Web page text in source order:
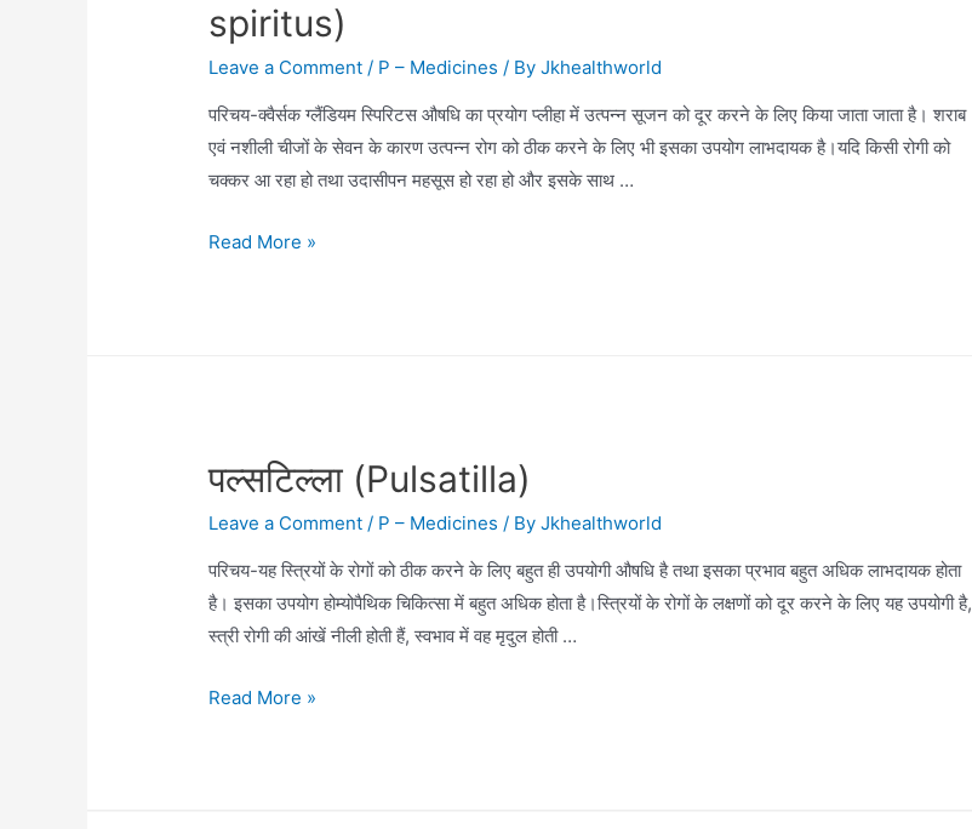
spiritus)
Leave a Comment / P – Medicines / ByJkhealthworld
परिचय-क्वैर्सक ग्लैंडियम स्पिरिटस औषधि का प्रयोग प्लीहा में उत्पन्न सूजन को दूर करने के लिए किया जाता जाता है। शराब
एवं नशीली चीजों के सेवन के कारण उत्पन्न रोग को ठीक करने के लिए भी इसका उपयोग लाभदायक है।यदि किसी रोगी को
चक्कर आ रहा हो तथा उदासीपन महसूस हो रहा हो और इसके साथ …
क्वैर्कस
Read More »
पल्सटिल्ला (Pulsatilla)
Leave a Comment / P – Medicines / ByJkhealthworld
परिचय-यह स्त्रियों के रोगों को ठीक करने के लिए बहुत ही उपयोगी औषधि है तथा इसका प्रभाव बहुत अधिक लाभदायक होता
है। इसका उपयोग होम्योपैथिक चिकित्सा में बहुत अधिक होता है।स्त्रियों के रोगों के लक्षणों को दूर करने के लिए यह उपयोगी है,
स्त्री रोगी की आंखें नीली होती हैं, स्वभाव में वह मृदुल होती …
पल्सटिल्ला
Read More »